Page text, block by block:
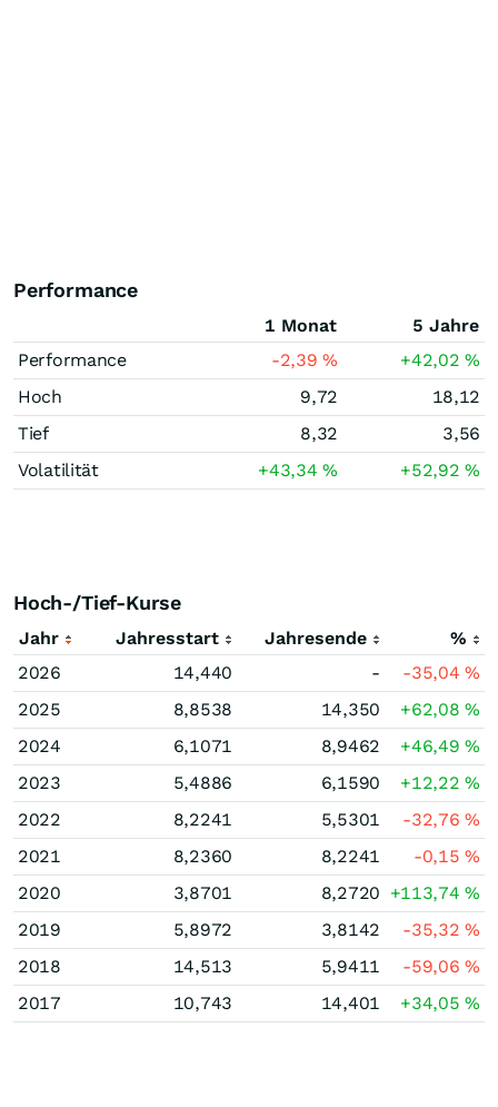
Performance
1 Monat
5 Jahre
Performance
-2,39% +42,02%
Hoch
9,72
18,12
Tief
8,32
3,56
Volatilität
+43,34% +52,92%
Hoch-/Tief-Kurse
Jahr Jahresstart Jahresende
%
2026
14,440 - -35,04%
2025
8,8538 14,350 +62,08%
2024
6,1071 8,9462 +46,49%
2023
5,4886 6,1590 +12,22%
2022
8,2241 5,5301 -32,76%
2021
8,2360 8,2241 -0,15%
2020
3,8701 8,2720 +113,74%
2019
5,8972 3,8142 -35,32%
2018
14,513 5,9411 -59,06%
2017
10,743 14,401 +34,05%